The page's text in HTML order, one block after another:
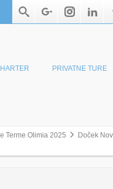
PRIVATNE TURE
Terme Olimia 2025
Doček